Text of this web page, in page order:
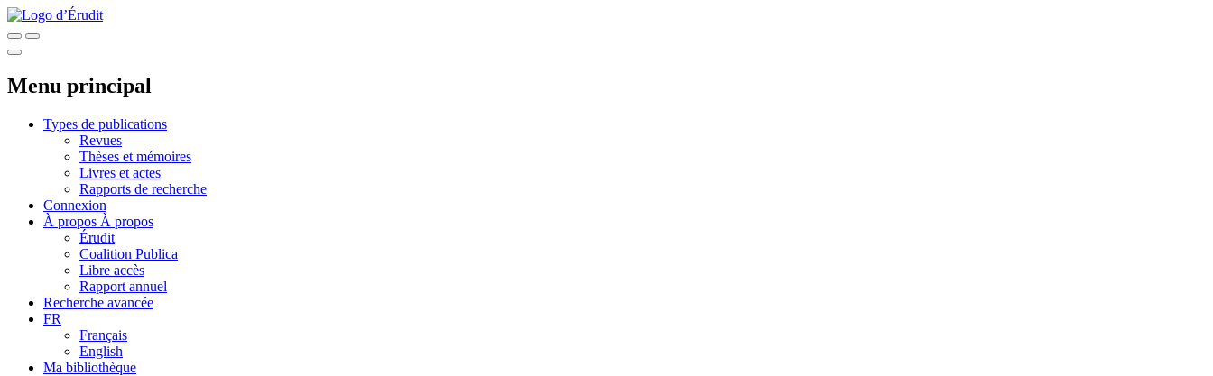
Menu principal
Types de publications
Revues
Thèses et mémoires
Livres et actes
Rapports de recherche
Connexion
À propos À propos
Érudit
Coalition Publica
Libre accès
Rapport annuel
Recherche avancée
FR
Français
English
Ma bibliothèque